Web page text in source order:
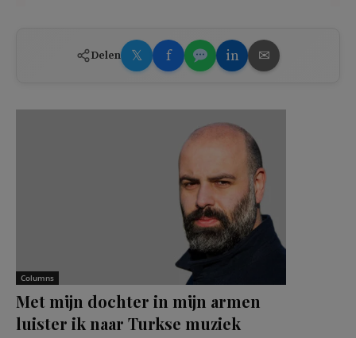
Delen 𝕏 f in ✉
Columns
Met mijn dochter in mijn armen
luister ik naar Turkse muziek